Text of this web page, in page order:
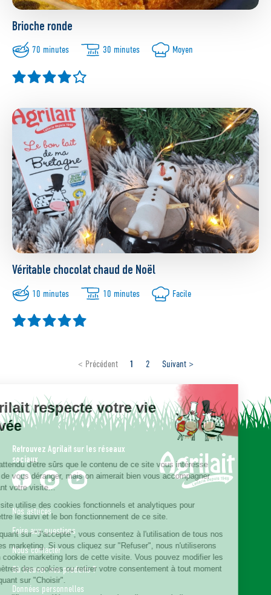
Agrilait respecte votre vie
privée
On a attendu d'être sûrs que le contenu de ce site vous intéresse
avant de vous déranger, mais on aimerait bien vous accompagner
pendant votre visite...
Notre site utilise des cookies fonctionnels et analytiques pour
permettre le suivi et le bon fonctionnement de ce site.
En cliquant sur "J'accepte", vous consentez à l'utilisation de tous nos
cookies marketing. Si vous cliquez sur "Refuser", nous n'utiliserons
aucun cookie marketing lors de cette visite. Vous pouvez modifier les
paramètres des cookies ou retirer votre consentement à tout moment
en cliquant sur "Choisir".
Brioche ronde
70 minutes 30 minutes Moyen
Véritable chocolat chaud de Noël
10 minutes 10 minutes Facile
< Précédent 1 2 Suivant >
Retrouvez Agrilait sur les réseaux
sociaux
Nos astuces
Foire aux questions
Nous contacter
Où trouver nos produits ?
Données personnelles